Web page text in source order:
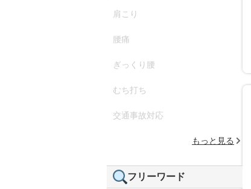
肩こり
腰痛
ぎっくり腰
むち打ち
交通事故対応
もっと見る
フリーワード